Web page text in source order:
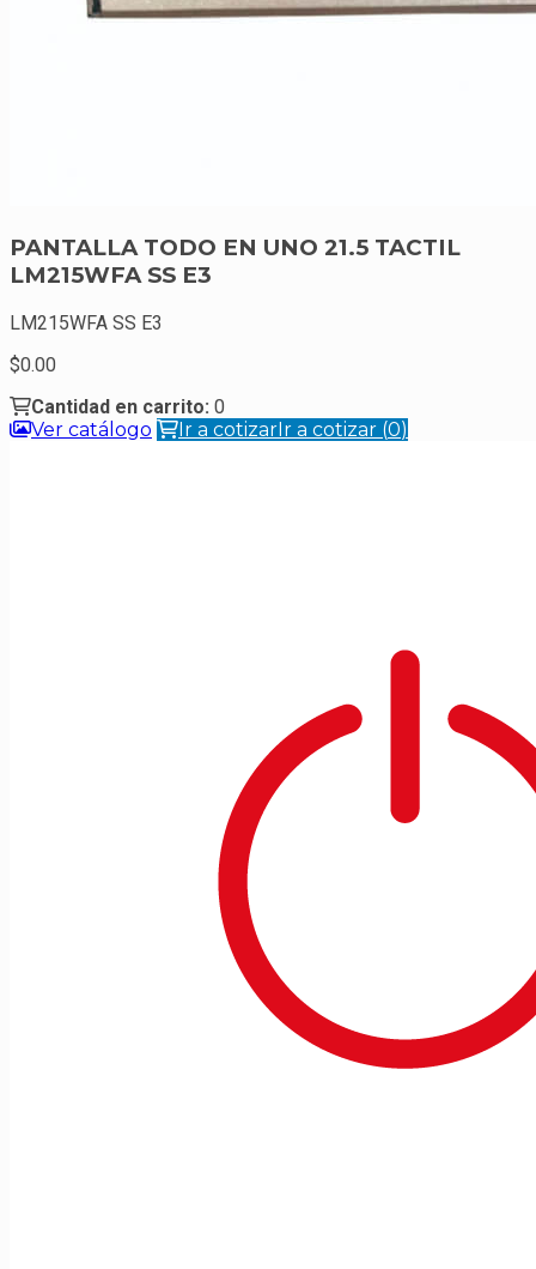
PANTALLA TODO EN UNO 21.5 TACTIL
LM215WFA SS E3
LM215WFA SS E3
0.00
Cantidad en carrito: 0
Ver catálogo
Ir a cotizarIr a cotizar (0)